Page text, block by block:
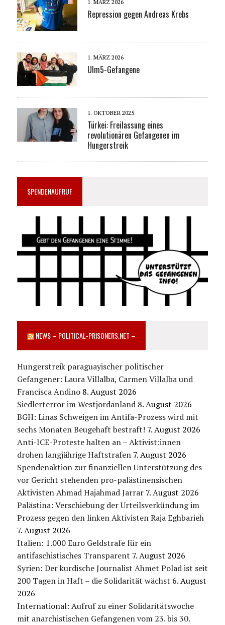
1. MÄRZ 2026
Repression gegen Andreas Krebs
1. MÄRZ 2026
Ulm5-Gefangene
1. OKTOBER 2025
Türkei: Freilassung eines
revolutionären Gefangenen im
Hungerstreik
SPENDENAUFRUF
NEWS – POLITICAL-PRISONERS.NET –
Hungerstreik paraguayischer politischer
Gefangener: Laura Villalba, Carmen Villalba und
Francisca Andino 8. August 2026
Siedlerterror im Westjordanland 8. August 2026
BGH: Linas Schweigen im Antifa-Prozess wird mit
sechs Monaten Beugehaft bestraft! 7. August 2026
Anti-ICE-Proteste halten an – Aktivist:innen
drohen langjährige Haftstrafen 7. August 2026
Spendenaktion zur finanziellen Unterstützung des
vor Gericht stehenden pro-palästinensischen
Aktivisten Ahmad Hajahmad Jarrar 7. August 2026
Palästina: Verschiebung der Urteilsverkündung im
Prozess gegen den linken Aktivisten Raja Eghbarieh
7. August 2026
Italien: 1.000 Euro Geldstrafe für ein
antifaschistisches Transparent 7. August 2026
Syrien: Der kurdische Journalist Ahmet Polad ist seit
200 Tagen in Haft – die Solidarität wächst 6. August
2026
International: Aufruf zu einer Solidaritätswoche
mit anarchistischen Gefangenen vom 23. bis 30.